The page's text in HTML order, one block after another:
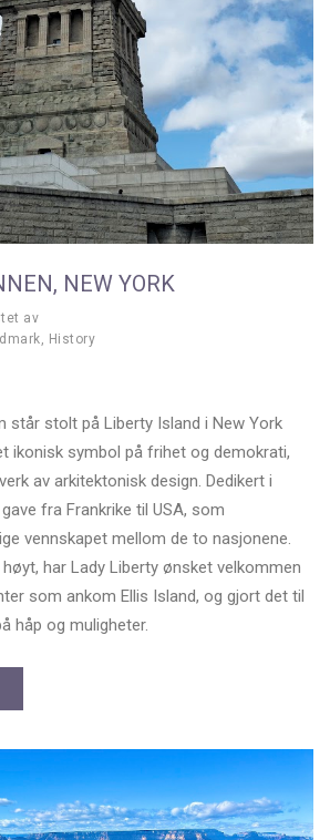
NEW YORK
av
History
står stolt på Liberty Island i New York
ikonisk symbol på frihet og demokrati,
av arkitektonisk design. Dedikert i
fra Frankrike til USA, som
vennskapet mellom de to nasjonene.
har Lady Liberty ønsket velkommen
som ankom Ellis Island, og gjort det til
håp og muligheter.